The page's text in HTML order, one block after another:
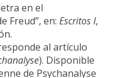
en el
Freud”, en: Escritos I,
al artículo
). Disponible
de Psychanalyse